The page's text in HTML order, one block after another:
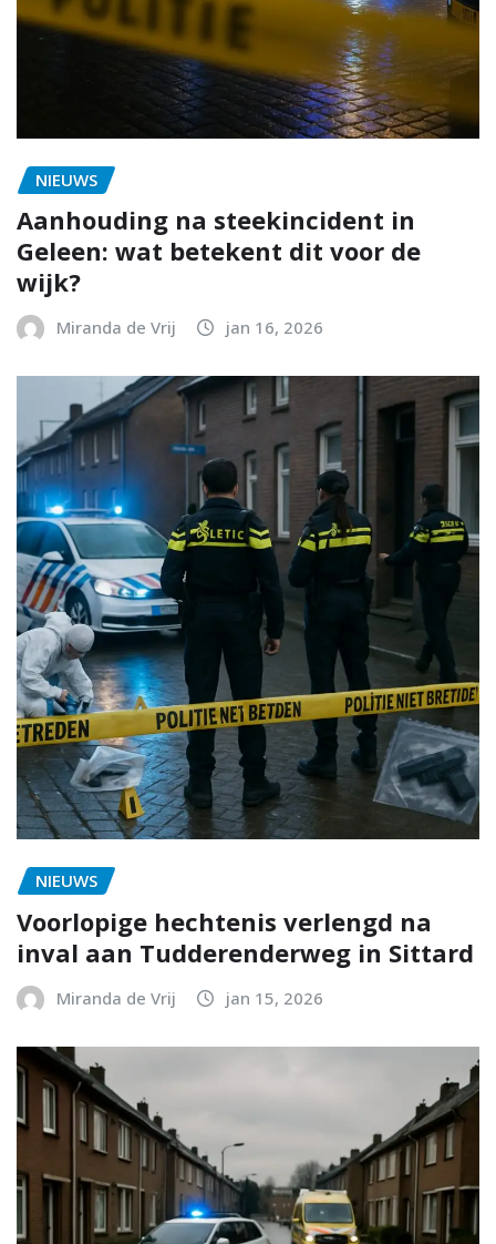
NIEUWS
Aanhouding na steekincident in
Geleen: wat betekent dit voor de
wijk?
Miranda de Vrij jan 16, 2026
NIEUWS
Voorlopige hechtenis verlengd na
inval aan Tudderenderweg in Sittard
Miranda de Vrij jan 15, 2026